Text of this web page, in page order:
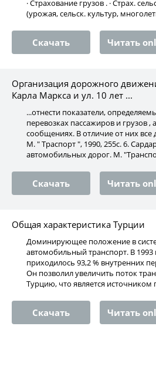
· Страхование грузов . · Страх.
(урожая, сельск. культур,
Скачать Читать
Организация дорожного
Карла Маркса и ул. 10 лет ...
...отнести показатели,
перевозках пассажиров и грузов
сообщениях. В отличие от них все
М. " Траспорт ", 1990, 255с. 6.
автомобильных дорог. М.
Скачать Читать
Общая характеристика Турции
Доминирующее положение в
автомобильный транспорт. В 1993
приходилось 93,2 % внутренних
Он позволил увеличить поток
Турцию, что является источником
Скачать Читать